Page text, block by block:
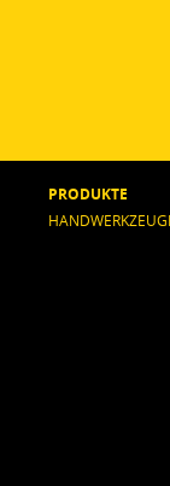
PRODUKTE